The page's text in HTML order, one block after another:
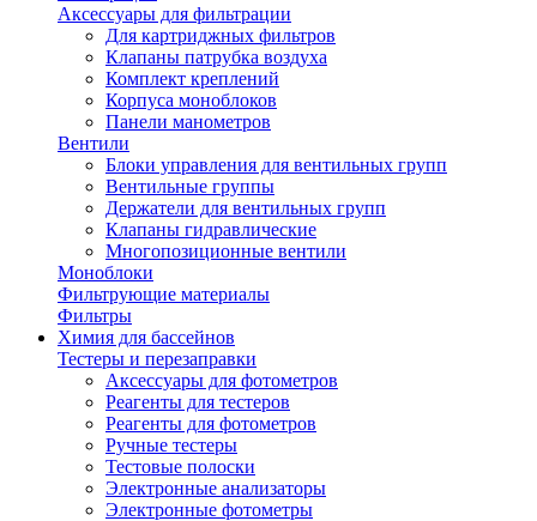
Аксессуары для фильтрации
Для картриджных фильтров
Клапаны патрубка воздуха
Комплект креплений
Корпуса моноблоков
Панели манометров
Вентили
Блоки управления для вентильных групп
Вентильные группы
Держатели для вентильных групп
Клапаны гидравлические
Многопозиционные вентили
Моноблоки
Фильтрующие материалы
Фильтры
Химия для бассейнов
Тестеры и перезаправки
Аксессуары для фотометров
Реагенты для тестеров
Реагенты для фотометров
Ручные тестеры
Тестовые полоски
Электронные анализаторы
Электронные фотометры